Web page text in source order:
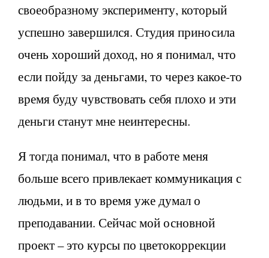
своеобразному эксперименту, который
успешно завершился. Студия приносила
очень хороший доход, но я понимал, что
если пойду за деньгами, то через какое-то
время буду чувствовать себя плохо и эти
деньги станут мне неинтересны.
Я тогда понимал, что в работе меня
больше всего привлекает коммуникация с
людьми, и в то время уже думал о
преподавании. Сейчас мой основной
проект – это курсы по цветокоррекции